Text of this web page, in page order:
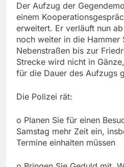
Der Aufzug der
einem
erweitert. Er verläuft nun
noch weiter in die Hammer
Nebenstraßen bis zur
Strecke wird nicht in
für die Dauer des Aufzugs
Die Polizei rät:
o Planen Sie für einen
Samstag mehr Zeit ein,
Termine einhalten müssen